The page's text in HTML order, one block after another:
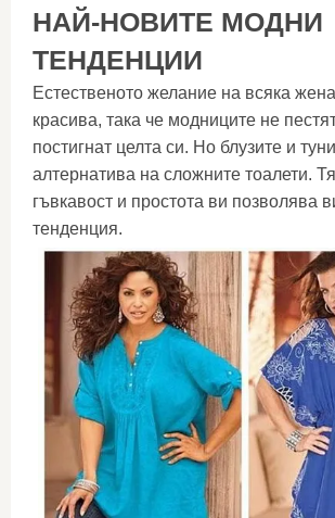
НАЙ-НОВИТЕ МОДНИ
ТЕНДЕНЦИИ
Естественото желание на всяка
красива, така че модниците не
постигнат целта си. Но блузите и
алтернатива на сложните тоалети.
гъвкавост и простота ви позволява
тенденция.